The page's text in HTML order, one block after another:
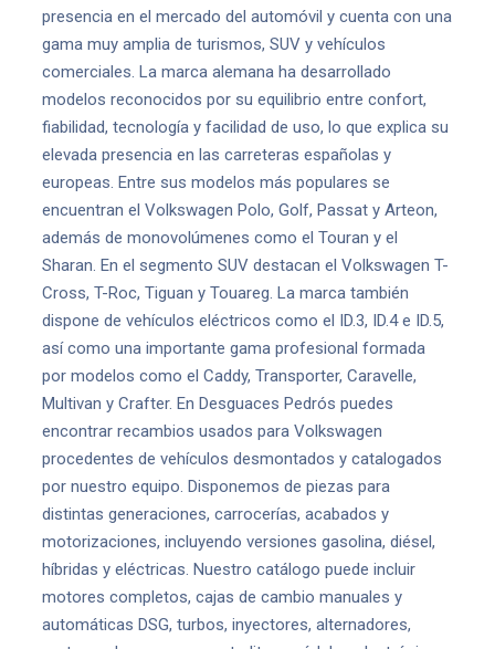
presencia en el mercado del automóvil y cuenta con una
gama muy amplia de turismos, SUV y vehículos
comerciales. La marca alemana ha desarrollado
modelos reconocidos por su equilibrio entre confort,
fiabilidad, tecnología y facilidad de uso, lo que explica su
elevada presencia en las carreteras españolas y
europeas. Entre sus modelos más populares se
encuentran el Volkswagen Polo, Golf, Passat y Arteon,
además de monovolúmenes como el Touran y el
Sharan. En el segmento SUV destacan el Volkswagen T-
Cross, T-Roc, Tiguan y Touareg. La marca también
dispone de vehículos eléctricos como el ID.3, ID.4 e ID.5,
así como una importante gama profesional formada
por modelos como el Caddy, Transporter, Caravelle,
Multivan y Crafter. En Desguaces Pedrós puedes
encontrar recambios usados para Volkswagen
procedentes de vehículos desmontados y catalogados
por nuestro equipo. Disponemos de piezas para
distintas generaciones, carrocerías, acabados y
motorizaciones, incluyendo versiones gasolina, diésel,
híbridas y eléctricas. Nuestro catálogo puede incluir
motores completos, cajas de cambio manuales y
automáticas DSG, turbos, inyectores, alternadores,